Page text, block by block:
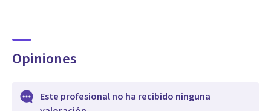
Opiniones
Este profesional no ha recibido ninguna